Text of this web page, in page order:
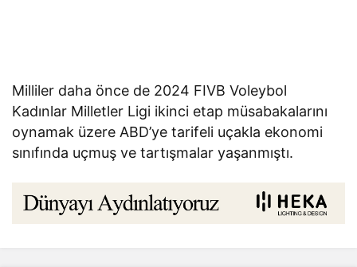
Milliler daha önce de 2024 FIVB Voleybol
Kadınlar Milletler Ligi ikinci etap müsabakalarını
oynamak üzere ABD’ye tarifeli uçakla ekonomi
sınıfında uçmuş ve tartışmalar yaşanmıştı.